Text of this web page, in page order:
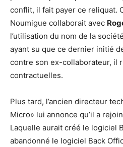
conflit, il fait payer ce reliquat.
Noumigue collaborait avec
l’utilisation du nom de la
ayant su que ce dernier initié
contre son ex-collaborateur, il
contractuelles.
Plus tard, l’ancien directeur
Micro» lui annonce qu’il a
Laquelle aurait créé le logiciel
abandonné le logiciel Back